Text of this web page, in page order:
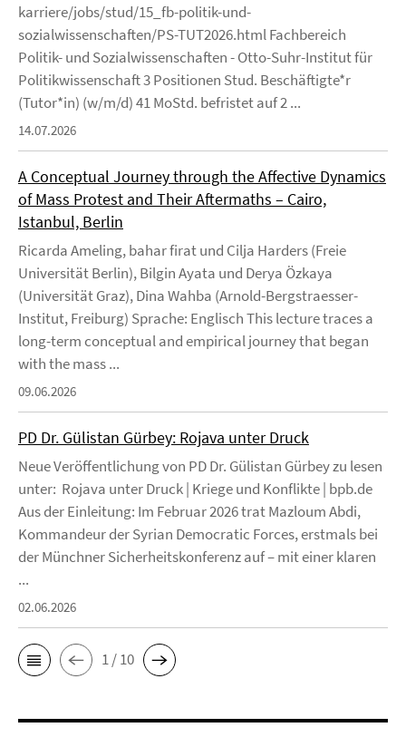
karriere/jobs/stud/15_fb-politik-und-
sozialwissenschaften/PS-TUT2026.html Fachbereich
Politik- und Sozialwissenschaften - Otto-Suhr-Institut für
Politikwissenschaft 3 Positionen Stud. Beschäftigte*r
(Tutor*in) (w/m/d) 41 MoStd. befristet auf 2 ...
14.07.2026
A Conceptual Journey through the Affective Dynamics
of Mass Protest and Their Aftermaths – Cairo,
Istanbul, Berlin
Ricarda Ameling, bahar firat und Cilja Harders (Freie
Universität Berlin), Bilgin Ayata und Derya Özkaya
(Universität Graz), Dina Wahba (Arnold-Bergstraesser-
Institut, Freiburg) Sprache: Englisch This lecture traces a
long-term conceptual and empirical journey that began
with the mass ...
09.06.2026
PD Dr. Gülistan Gürbey: Rojava unter Druck
Neue Veröffentlichung von PD Dr. Gülistan Gürbey zu lesen
unter: Rojava unter Druck | Kriege und Konflikte | bpb.de
Aus der Einleitung: Im Februar 2026 trat Mazloum Abdi,
Kommandeur der Syrian Democratic Forces, erstmals bei
der Münchner Sicherheitskonferenz auf – mit einer klaren
...
02.06.2026
1 / 10